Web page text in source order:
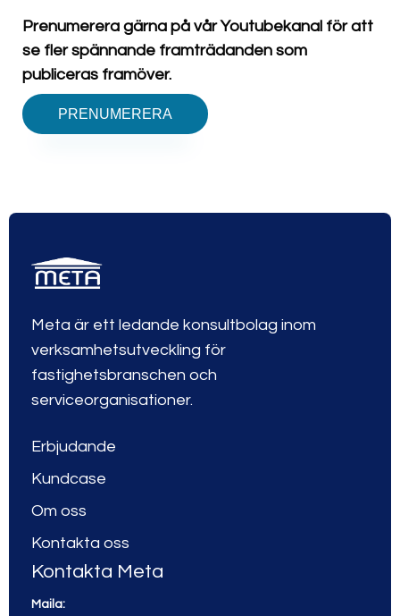
Prenumerera gärna på vår Youtubekanal för att
se fler spännande framträdanden som
publiceras framöver.
PRENUMERERA
Meta är ett ledande konsultbolag inom
verksamhetsutveckling för
fastighetsbranschen och
serviceorganisationer.
Erbjudande
Kundcase
Om oss
Kontakta oss
Kontakta Meta
Maila: